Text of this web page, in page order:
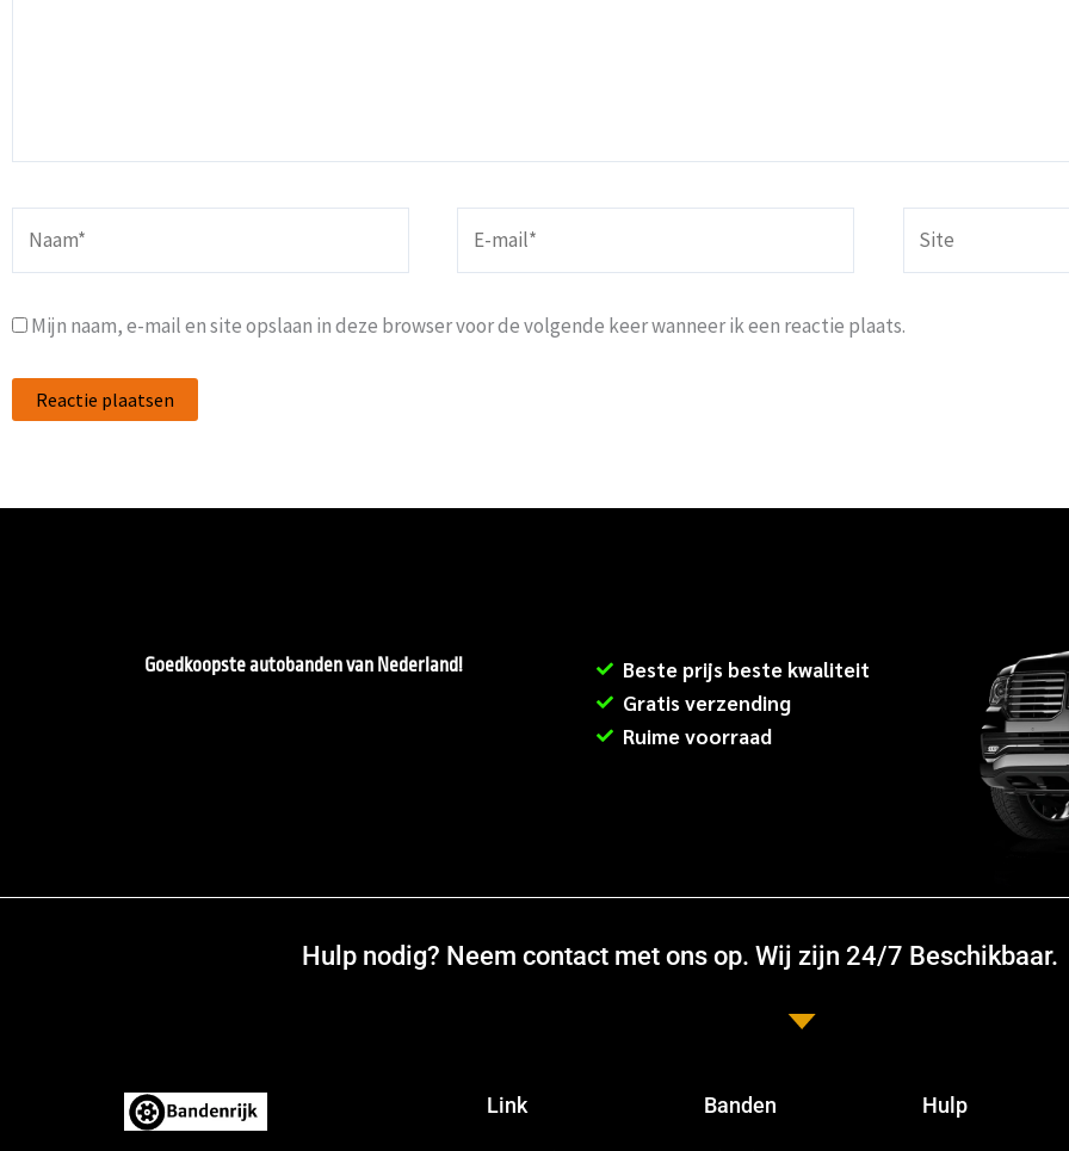
mail*
Mijn naam, e-mail en site opslaan in deze browser voor de volgende keer wanneer ik een reactie plaats.
Goedkoopste autobanden van Nederland!
Beste prijs beste kwaliteit
Gratis verzending
Ruime voorraad
Hulp nodig? Neem contact met ons op. Wij zijn 24/7 Beschikbaar.
Link Banden Hulp